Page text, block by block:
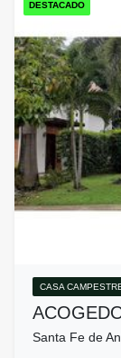
DESTACADO
CASA
Santa Fe de